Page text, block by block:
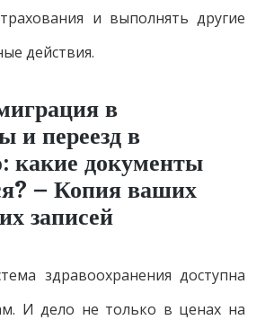
и выполнять другие
действия.
в
и переезд в
какие документы
– Копия ваших
записей
здравоохранения доступна
И дело не только в ценах на